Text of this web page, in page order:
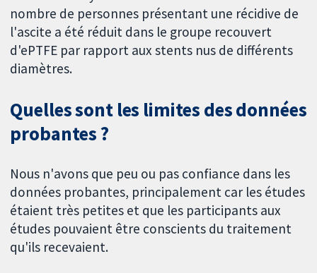
nombre de personnes présentant une récidive de
l'ascite a été réduit dans le groupe recouvert
d'ePTFE par rapport aux stents nus de différents
diamètres.
Quelles sont les limites des données
probantes ?
Nous n'avons que peu ou pas confiance dans les
données probantes, principalement car les études
étaient très petites et que les participants aux
études pouvaient être conscients du traitement
qu'ils recevaient.